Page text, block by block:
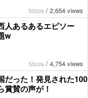
SS226 / 2,654 views
人あるあるエピソー
w
SS226 / 4,754 views
だった！発見された100
賞賛の声が！